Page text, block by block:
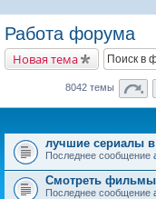
Работа форума
Новая тема
8042 темы
лучшие сериалы
Последнее сообщение
Смотреть
Последнее сообщение